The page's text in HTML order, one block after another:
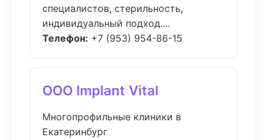
специалистов, стерильность,
индивидуальный подход....
Телефон: +7 (953) 954-86-15
ООО Implant Vital
Многопрофильные клиники в
Екатеринбург